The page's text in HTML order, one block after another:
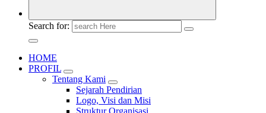
Search for:
HOME
PROFIL
Tentang Kami
Sejarah Pendirian
Logo, Visi dan Misi
Struktur Organisasi